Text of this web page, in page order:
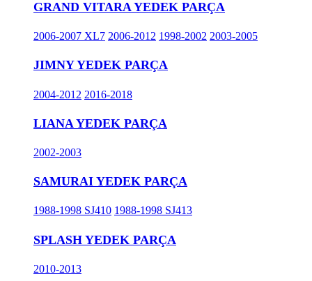
GRAND VITARA YEDEK PARÇA
2006-2007 XL7 2006-2012 1998-2002 2003-2005
JIMNY YEDEK PARÇA
2004-2012 2016-2018
LIANA YEDEK PARÇA
2002-2003
SAMURAI YEDEK PARÇA
1988-1998 SJ410 1988-1998 SJ413
SPLASH YEDEK PARÇA
2010-2013